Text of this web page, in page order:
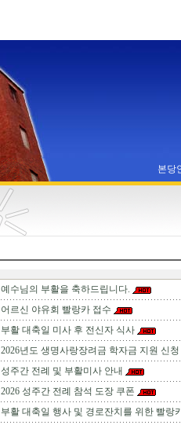
본당
예수님의 부활을 축하드립니다.
어르신 야유회 빨랑카 접수
부활 대축일 미사 후 전신자 식사
2026년도 생명사랑장려금 학자금 지원 신
성주간 전례 및 부활미사 안내
2026 성주간 전례 참석 도장 쿠폰
부활 대축일 행사 및 경로잔치를 위한 빨랑